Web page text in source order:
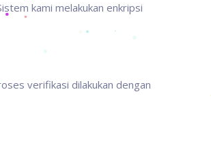
kami melakukan enkripsi
verifikasi dilakukan dengan